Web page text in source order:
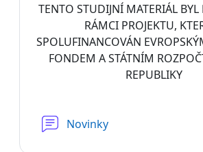
TENTO STUDIJNÍ MATERIÁL BYL
RÁMCI PROJEKTU,
SPOLUFINANCOVÁN
FONDEM A STÁTNÍM
REPUBLIKY
Novinky